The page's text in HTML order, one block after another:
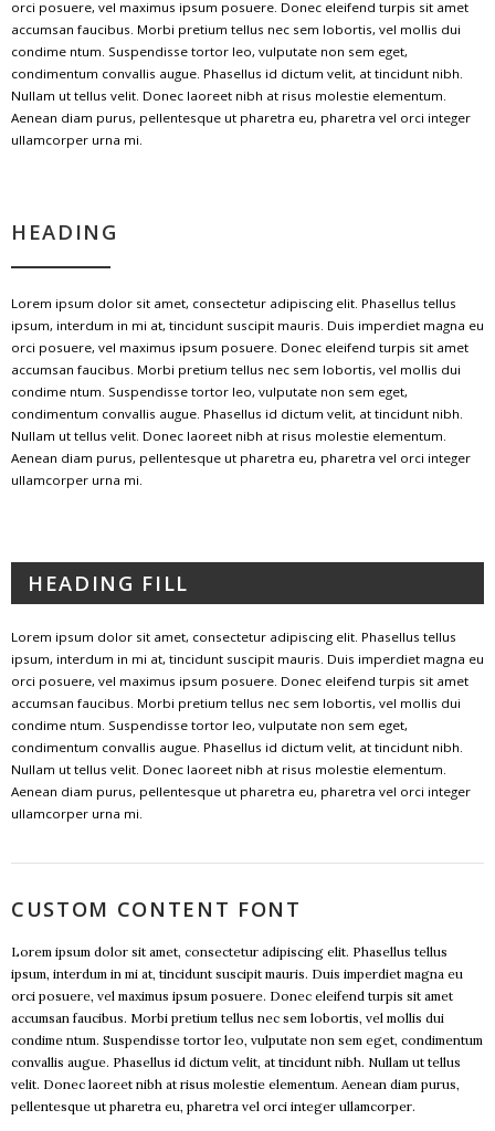
orci posuere, vel maximus ipsum posuere. Donec eleifend turpis sit amet
accumsan faucibus. Morbi pretium tellus nec sem lobortis, vel mollis dui
condime ntum. Suspendisse tortor leo, vulputate non sem eget,
condimentum convallis augue. Phasellus id dictum velit, at tincidunt nibh.
Nullam ut tellus velit. Donec laoreet nibh at risus molestie elementum.
Aenean diam purus, pellentesque ut pharetra eu, pharetra vel orci integer
ullamcorper urna mi.
HEADING
Lorem ipsum dolor sit amet, consectetur adipiscing elit. Phasellus tellus
ipsum, interdum in mi at, tincidunt suscipit mauris. Duis imperdiet magna eu
orci posuere, vel maximus ipsum posuere. Donec eleifend turpis sit amet
accumsan faucibus. Morbi pretium tellus nec sem lobortis, vel mollis dui
condime ntum. Suspendisse tortor leo, vulputate non sem eget,
condimentum convallis augue. Phasellus id dictum velit, at tincidunt nibh.
Nullam ut tellus velit. Donec laoreet nibh at risus molestie elementum.
Aenean diam purus, pellentesque ut pharetra eu, pharetra vel orci integer
ullamcorper urna mi.
HEADING FILL
Lorem ipsum dolor sit amet, consectetur adipiscing elit. Phasellus tellus
ipsum, interdum in mi at, tincidunt suscipit mauris. Duis imperdiet magna eu
orci posuere, vel maximus ipsum posuere. Donec eleifend turpis sit amet
accumsan faucibus. Morbi pretium tellus nec sem lobortis, vel mollis dui
condime ntum. Suspendisse tortor leo, vulputate non sem eget,
condimentum convallis augue. Phasellus id dictum velit, at tincidunt nibh.
Nullam ut tellus velit. Donec laoreet nibh at risus molestie elementum.
Aenean diam purus, pellentesque ut pharetra eu, pharetra vel orci integer
ullamcorper urna mi.
CUSTOM CONTENT FONT
Lorem ipsum dolor sit amet, consectetur adipiscing elit. Phasellus tellus
ipsum, interdum in mi at, tincidunt suscipit mauris. Duis imperdiet magna eu
orci posuere, vel maximus ipsum posuere. Donec eleifend turpis sit amet
accumsan faucibus. Morbi pretium tellus nec sem lobortis, vel mollis dui
condime ntum. Suspendisse tortor leo, vulputate non sem eget, condimentum
convallis augue. Phasellus id dictum velit, at tincidunt nibh. Nullam ut tellus
velit. Donec laoreet nibh at risus molestie elementum. Aenean diam purus,
pellentesque ut pharetra eu, pharetra vel orci integer ullamcorper.